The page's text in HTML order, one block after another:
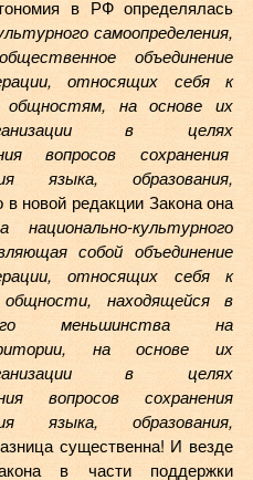
в РФ определялась
самоопределения,
объединение
относящих себя к
общностям, на основе их
в целях
вопросов сохранения
языка, образования,
в новой редакции Закона она
национально-культурного
собой объединение
относящих себя к
общности, находящейся в
меньшинства на
, на основе их
в целях
вопросов сохранения
языка, образования,
существенна! И везде
в части поддержки